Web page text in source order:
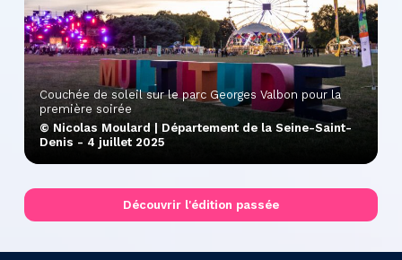
Couchée de soleil sur le parc Georges Valbon pour la
première soirée
© Nicolas Moulard | Département de la Seine-Saint-
Denis - 4 juillet 2025
Découvrir l'édition passée